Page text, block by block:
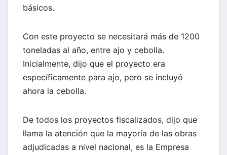
básicos.
Con este proyecto se necesitará más de 1200
toneladas al año, entre ajo y cebolla.
Inicialmente, dijo que el proyecto era
específicamente para ajo, pero se incluyó
ahora la cebolla.
De todos los proyectos fiscalizados, dijo que
llama la atención que la mayoría de las obras
adjudicadas a nivel nacional, es la Empresa